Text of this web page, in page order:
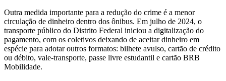
Outra medida importante para a redução do crime é a menor
circulação de dinheiro dentro dos ônibus. Em julho de 2024, o
transporte público do Distrito Federal iniciou a digitalização do
pagamento, com os coletivos deixando de aceitar dinheiro em
espécie para adotar outros formatos: bilhete avulso, cartão de crédito
ou débito, vale-transporte, passe livre estudantil e cartão BRB
Mobilidade.